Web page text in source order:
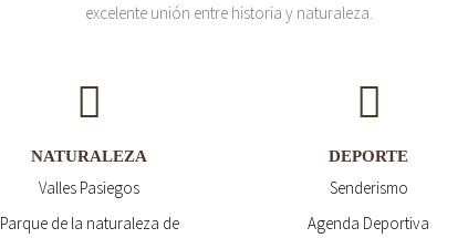
excelente unión entre historia y naturaleza.
NATURALEZA
Valles Pasiegos
Parque de la naturaleza de
DEPORTE
Senderismo
Agenda Deportiva